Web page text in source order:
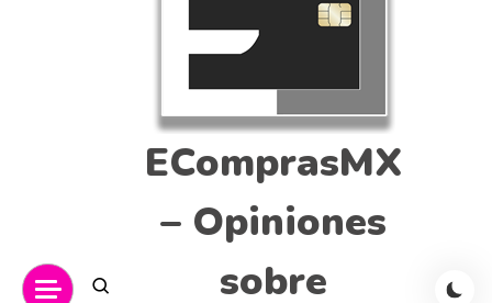
EComprasMX
– Opiniones
sobre